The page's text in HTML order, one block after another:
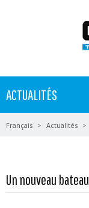
ACTUALITÉS
Français Actualités
Un nouveau